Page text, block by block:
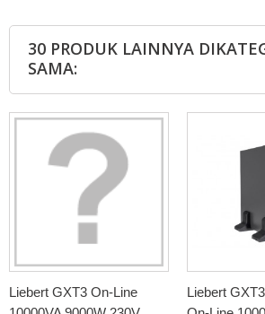
30 PRODUK LAINNYA
SAMA:
Liebert GXT3 On-Line
Liebert